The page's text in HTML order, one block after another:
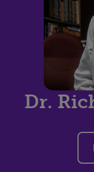
Dr.